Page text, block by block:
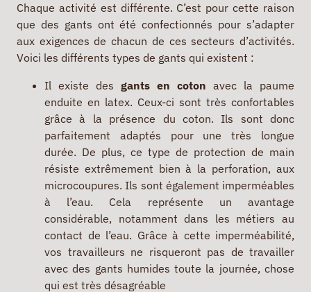
Chaque activité est différente. C’est pour cette raison
que des gants ont été confectionnés pour s’adapter
aux exigences de chacun de ces secteurs d’activités.
Voici les différents types de gants qui existent :
Il existe des gants en coton avec la paume
enduite en latex. Ceux-ci sont très confortables
grâce à la présence du coton. Ils sont donc
parfaitement adaptés pour une très longue
durée. De plus, ce type de protection de main
résiste extrêmement bien à la perforation, aux
microcoupures. Ils sont également imperméables
à l’eau. Cela représente un avantage
considérable, notamment dans les métiers au
contact de l’eau. Grâce à cette imperméabilité,
vos travailleurs ne risqueront pas de travailler
avec des gants humides toute la journée, chose
qui est très désagréable